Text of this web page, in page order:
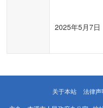
张
2025年5月7日
关于本站 法律声